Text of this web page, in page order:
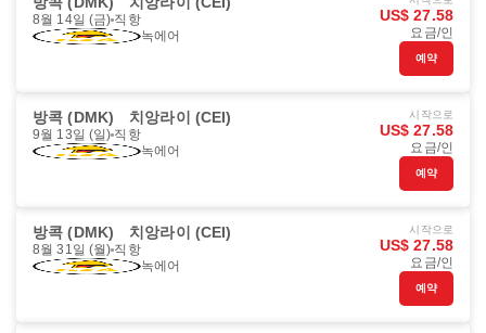
8월 14일 (금) 직항
녹에어
US$ 27.58
요금/인
예약
방콕 (DMK) 치앙라이 (CEI)
9월 13일 (일) 직항
녹에어
시작으로
US$ 27.58
요금/인
예약
방콕 (DMK) 치앙라이 (CEI)
8월 31일 (월) 직항
녹에어
시작으로
US$ 27.58
요금/인
예약